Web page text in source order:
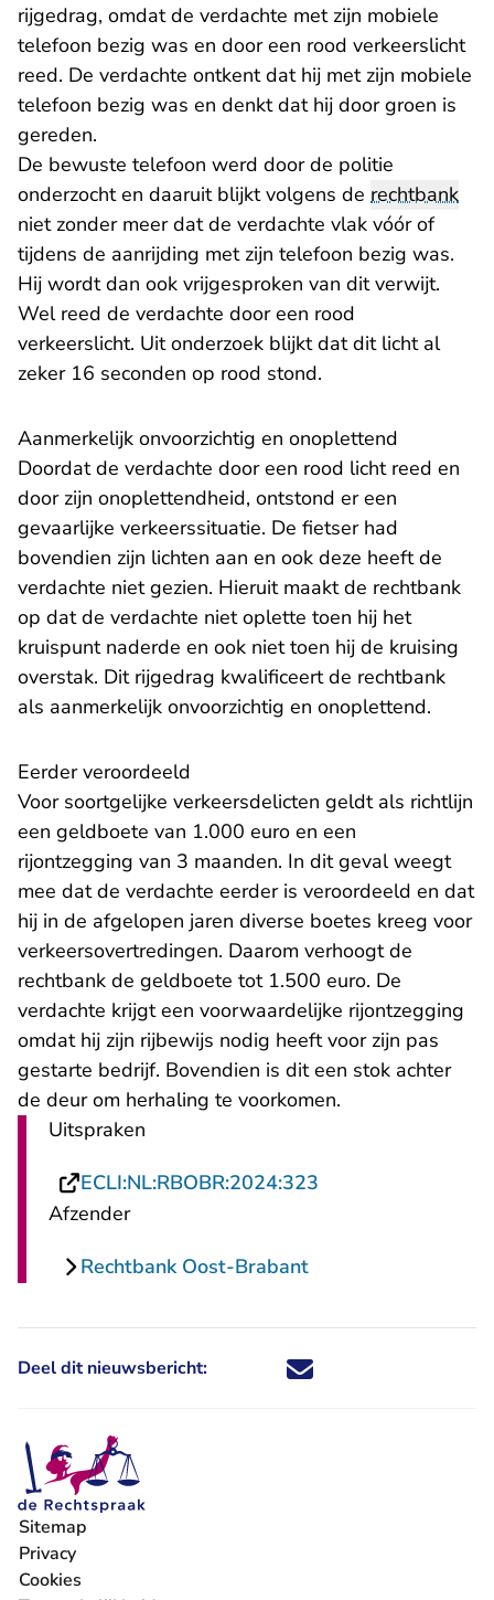
rijgedrag, omdat de verdachte met zijn mobiele
telefoon bezig was en door een rood verkeerslicht
reed. De verdachte ontkent dat hij met zijn mobiele
telefoon bezig was en denkt dat hij door groen is
gereden.
De bewuste telefoon werd door de politie
onderzocht en daaruit blijkt volgens de rechtbank
niet zonder meer dat de verdachte vlak vóór of
tijdens de aanrijding met zijn telefoon bezig was.
Hij wordt dan ook vrijgesproken van dit verwijt.
Wel reed de verdachte door een rood
verkeerslicht. Uit onderzoek blijkt dat dit licht al
zeker 16 seconden op rood stond.
Aanmerkelijk onvoorzichtig en onoplettend
Doordat de verdachte door een rood licht reed en
door zijn onoplettendheid, ontstond er een
gevaarlijke verkeerssituatie. De fietser had
bovendien zijn lichten aan en ook deze heeft de
verdachte niet gezien. Hieruit maakt de rechtbank
op dat de verdachte niet oplette toen hij het
kruispunt naderde en ook niet toen hij de kruising
overstak. Dit rijgedrag kwalificeert de rechtbank
als aanmerkelijk onvoorzichtig en onoplettend.
Eerder veroordeeld
Voor soortgelijke verkeersdelicten geldt als richtlijn
een geldboete van 1.000 euro en een
rijontzegging van 3 maanden. In dit geval weegt
mee dat de verdachte eerder is veroordeeld en dat
hij in de afgelopen jaren diverse boetes kreeg voor
verkeersovertredingen. Daarom verhoogt de
rechtbank de geldboete tot 1.500 euro. De
verdachte krijgt een voorwaardelijke rijontzegging
omdat hij zijn rijbewijs nodig heeft voor zijn pas
gestarte bedrijf. Bovendien is dit een stok achter
de deur om herhaling te voorkomen.
Uitspraken
ECLI:NL:RBOBR:2024:323
Afzender
Rechtbank Oost-Brabant
Deel dit nieuwsbericht: Deel dit nieuwsbericht via X -
Deel dit nieuwsbericht via
Deel dit nieuwsbericht
Deel dit
Sitemap
Privacy
Cookies